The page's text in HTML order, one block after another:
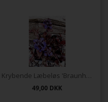
Krybende Læbeløs 'Braunherz'
49,00 DKK